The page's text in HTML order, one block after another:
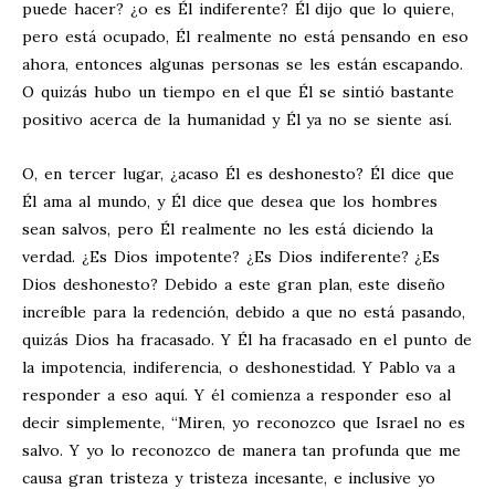
puede hacer? ¿o es Él indiferente? Él dijo que lo quiere,
pero está ocupado, Él realmente no está pensando en eso
ahora, entonces algunas personas se les están escapando.
O quizás hubo un tiempo en el que Él se sintió bastante
positivo acerca de la humanidad y Él ya no se siente así.
O, en tercer lugar, ¿acaso Él es deshonesto? Él dice que
Él ama al mundo, y Él dice que desea que los hombres
sean salvos, pero Él realmente no les está diciendo la
verdad. ¿Es Dios impotente? ¿Es Dios indiferente? ¿Es
Dios deshonesto? Debido a este gran plan, este diseño
increíble para la redención, debido a que no está pasando,
quizás Dios ha fracasado. Y Él ha fracasado en el punto de
la impotencia, indiferencia, o deshonestidad. Y Pablo va a
responder a eso aquí. Y él comienza a responder eso al
decir simplemente, “Miren, yo reconozco que Israel no es
salvo. Y yo lo reconozco de manera tan profunda que me
causa gran tristeza y tristeza incesante, e inclusive yo